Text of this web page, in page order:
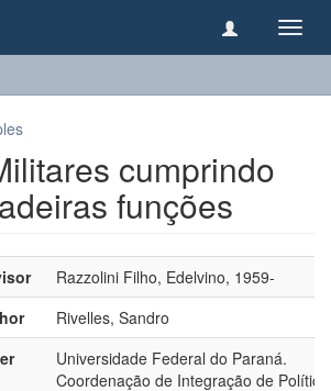
cumprindo
funções
Razzolini Filho, Edelvino, 1959-
Rivelles, Sandro
Universidade Federal do Paraná.
Coordenação de Integração de